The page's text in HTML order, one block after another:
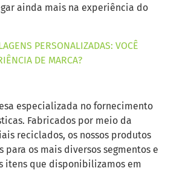
ainda mais na experiência do
PERSONALIZADAS: VOCÊ
DE MARCA?
especializada no fornecimento
Fabricados por meio da
reciclados, os nossos produtos
os mais diversos segmentos e
itens que disponibilizamos em